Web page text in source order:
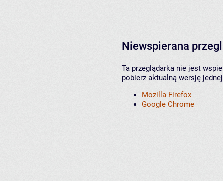
Niewspierana
Ta przeglądarka nie jest
pobierz aktualną wersję
Mozilla Firefox
Google Chrome